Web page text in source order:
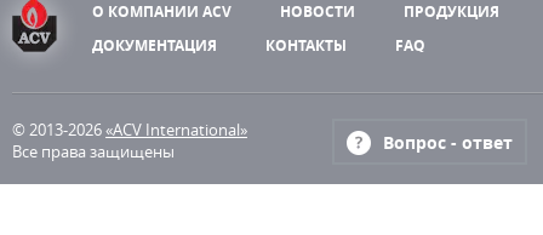
О КОМПАНИИ ACV НОВОСТИ
ПРОДУКЦИЯ
ДОКУМЕНТАЦИЯ
КОНТАКТЫ FAQ
© 2013-2026«ACV International»
Все права защищены
Вопрос - ответ